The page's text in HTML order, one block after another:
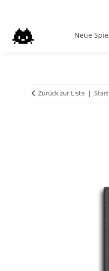
Neue
Zurück zur Liste